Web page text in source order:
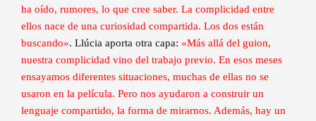
ha oído, rumores, lo que cree saber. La complicidad entre
ellos nace de una curiosidad compartida. Los dos están
buscando». Llúcia aporta otra capa: «Más allá del guion,
nuestra complicidad vino del trabajo previo. En esos meses
ensayamos diferentes situaciones, muchas de ellas no se
usaron en la película. Pero nos ayudaron a construir un
lenguaje compartido, la forma de mirarnos. Además, hay un